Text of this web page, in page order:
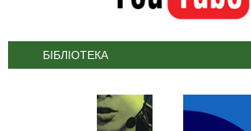
БІБЛІОТЕКА